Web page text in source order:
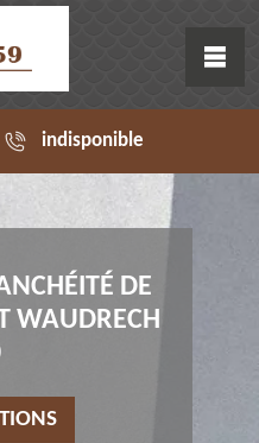
indisponible
DE
WAUDRECH